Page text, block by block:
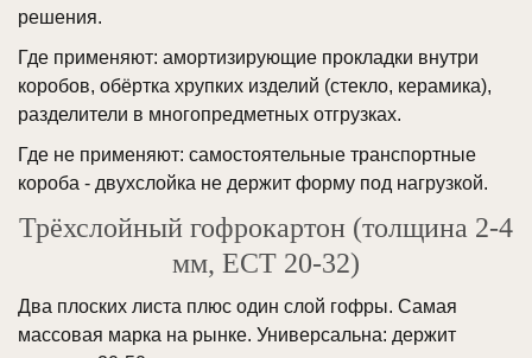
решения.
Где применяют: амортизирующие прокладки внутри
коробов, обёртка хрупких изделий (стекло, керамика),
разделители в многопредметных отгрузках.
Где не применяют: самостоятельные транспортные
короба - двухслойка не держит форму под нагрузкой.
Трёхслойный гофрокартон (толщина 2-4
мм, ECT 20-32)
Два плоских листа плюс один слой гофры. Самая
массовая марка на рынке. Универсальна: держит